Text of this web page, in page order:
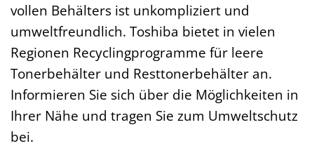
vollen Behälters ist unkompliziert und
umweltfreundlich. Toshiba bietet in vielen
Regionen Recyclingprogramme für leere
Tonerbehälter und Resttonerbehälter an.
Informieren Sie sich über die Möglichkeiten in
Ihrer Nähe und tragen Sie zum Umweltschutz
bei.